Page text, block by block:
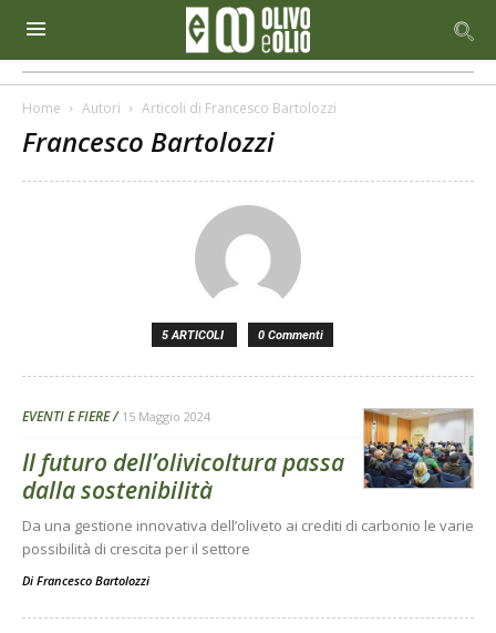
Home Autori Articoli di Francesco Bartolozzi
Francesco Bartolozzi
5 ARTICOLI 0 Commenti
EVENTI E FIERE 15 Maggio 2024
Il futuro dell’olivicoltura passa
dalla sostenibilità
Da una gestione innovativa dell’oliveto ai crediti di carbonio le varie
possibilità di crescita per il settore
Di Francesco Bartolozzi